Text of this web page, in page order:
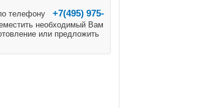
телефону +7(495) 975-
необходимый Вам
или предложить